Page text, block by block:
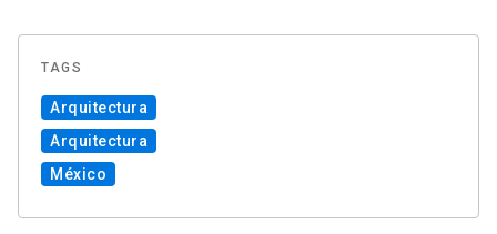
TAGS
Arquitectura
Arquitectura
México